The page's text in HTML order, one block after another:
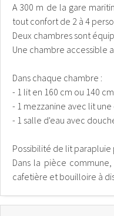
A 300 m de la gare
tout confort de 2 à 4
Deux chambres sont
Une chambre accessible
Dans chaque chambre :
- 1 lit en 160 cm ou 140 cm
- 1 mezzanine avec lit
- 1 salle d'eau avec
Possibilité de lit parapluie
Dans la pièce
cafetière et bouilloire à